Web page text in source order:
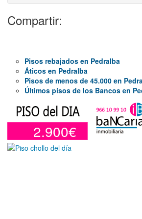
Compartir:
Pisos rebajados en Pedralba
Áticos en Pedralba
Pisos de menos de 45.000 en
Últimos pisos de los Bancos en
2.900€